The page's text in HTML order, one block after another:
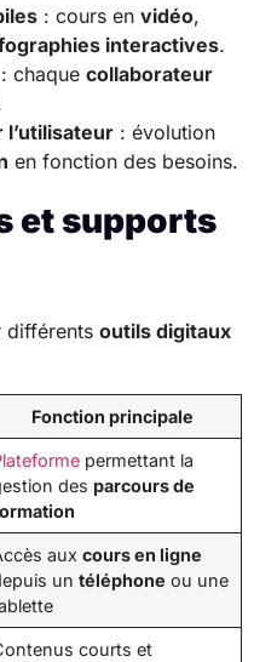
: cours en vidéo,
interactives.
: chaque collaborateur
: évolution
en fonction des besoins.
et supports
différents outils digitaux
Fonction principale
permettant la
desparcours de
auxcours en ligne
untéléphone ou une
courts et